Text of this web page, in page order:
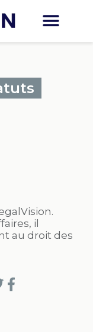
il
au droit des